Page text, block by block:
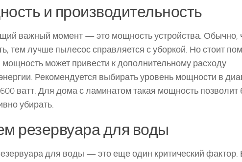
и производительность
важный момент — это мощность устройства.
тем лучше пылесос справляется с уборкой. Но стоит
мощность может привести к дополнительному расходу
Рекомендуется выбирать уровень мощности в
ватт. Для дома с ламинатом такая мощность позволит
убирать.
резервуара для воды
для воды — это еще один критический фактор.